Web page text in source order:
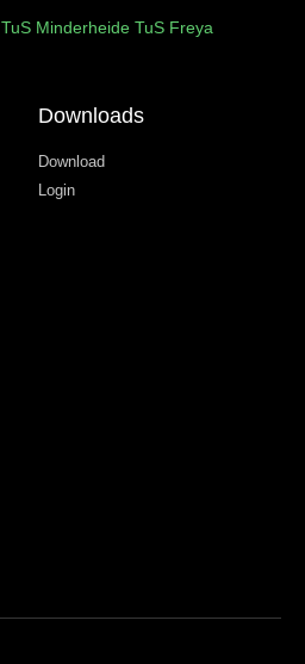
TuS Minderheide TuS Freya
Downloads
Download
Login